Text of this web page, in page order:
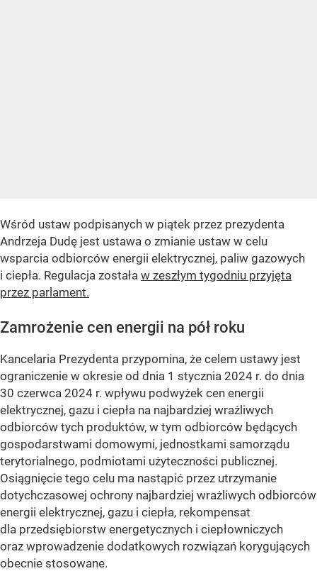
Wśród ustaw podpisanych w piątek przez prezydenta
Andrzeja Dudę jest ustawa o zmianie ustaw w celu
wsparcia odbiorców energii elektrycznej, paliw gazowych
i ciepła. Regulacja została w zeszłym tygodniu przyjęta
przez parlament.
Zamrożenie cen energii na pół roku
Kancelaria Prezydenta przypomina, że celem ustawy jest
ograniczenie w okresie od dnia 1 stycznia 2024 r. do dnia
30 czerwca 2024 r. wpływu podwyżek cen energii
elektrycznej, gazu i ciepła na najbardziej wrażliwych
odbiorców tych produktów, w tym odbiorców będących
gospodarstwami domowymi, jednostkami samorządu
terytorialnego, podmiotami użyteczności publicznej.
Osiągnięcie tego celu ma nastąpić przez utrzymanie
dotychczasowej ochrony najbardziej wrażliwych odbiorców
energii elektrycznej, gazu i ciepła, rekompensat
dla przedsiębiorstw energetycznych i ciepłowniczych
oraz wprowadzenie dodatkowych rozwiązań korygujących
obecnie stosowane.